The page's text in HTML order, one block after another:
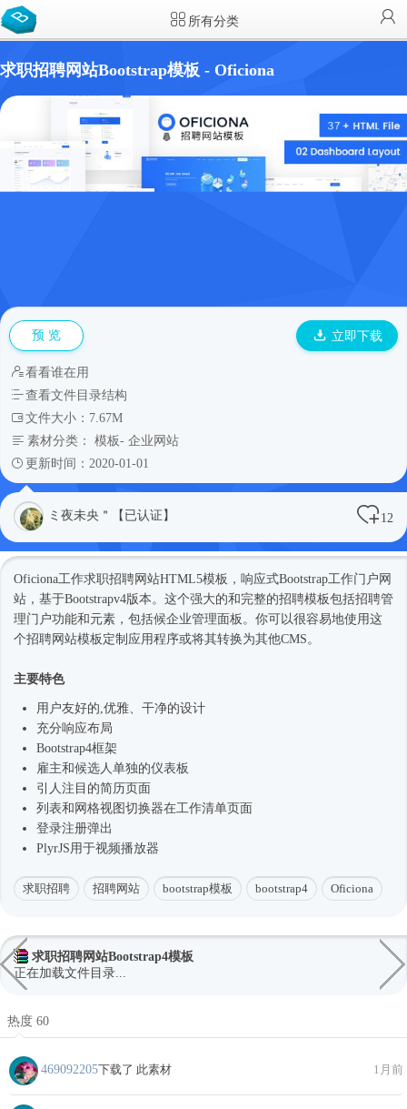
所有分类
求职招聘网站Bootstrap模板 - Oficiona
预 览 立即下载
看看谁在用
查看文件目录结构
文件大小：7.67M
素材分类： 模板- 企业网站
更新时间：2020-01-01
ミ夜未央＂【已认证】 12
Oficiona工作求职招聘网站HTML5模板 ， 响应式Bootstrap工作门户网
站，基于Bootstrapv4版本。这个强大的和完整的招聘模板包括招聘管
理门户功能和元素，包括候企业管理面板。你可以很容易地使用这
个招聘网站模板 定制应用程序或将其转换为其他CMS。
主要特色
用户友好的,优雅、干净的设计
充分响应布局
Bootstrap4框架
雇主和候选人单独的仪表板
引人注目的简历页面
列表和网格视图切换器在工作清单页面
登录注册弹出
PlyrJS用于视频播放器
求职招聘 招聘网站 bootstrap模板 bootstrap4 Oficiona
求职招聘网站Bootstrap4模板
正在加载文件目录...
热度 60
469092205下载了 此素材 1月前